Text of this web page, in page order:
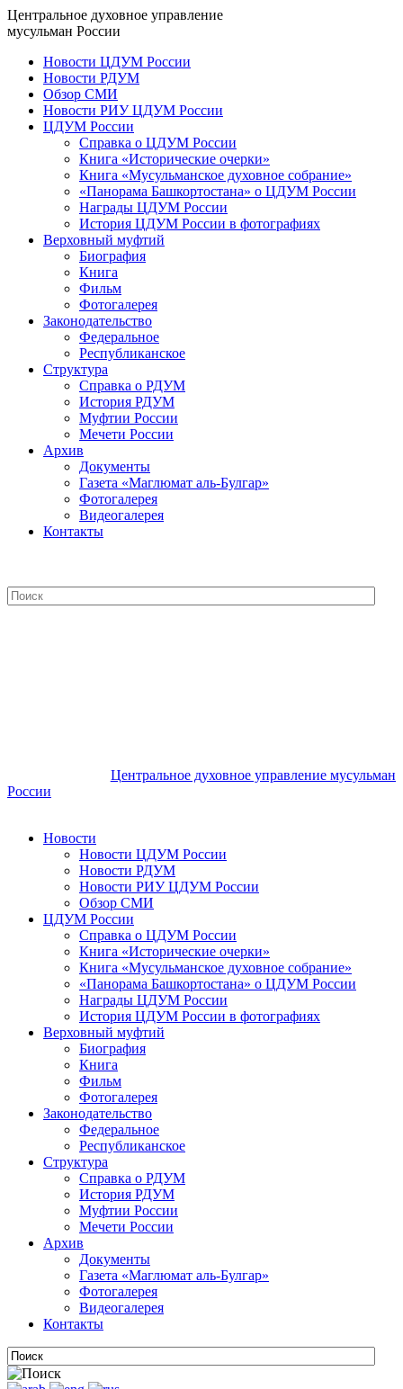
Центральное духовное управление
мусульман России
Новости ЦДУМ России
Новости РДУМ
Обзор СМИ
Новости РИУ ЦДУМ России
ЦДУМ России
Справка о ЦДУМ России
Книга «Исторические очерки»
Книга «Мусульманское духовное собрание»
«Панорама Башкортостана» о ЦДУМ России
Награды ЦДУМ России
История ЦДУМ России в фотографиях
Верховный муфтий
Биография
Книга
Фильм
Фотогалерея
Законодательство
Федеральное
Республиканское
Структура
Справка о РДУМ
История РДУМ
Муфтии России
Мечети России
Архив
Документы
Газета «Маглюмат аль-Булгар»
Фотогалерея
Видеогалерея
Контакты
Центральное духовное управление мусульман
России
Новости
Новости ЦДУМ России
Новости РДУМ
Новости РИУ ЦДУМ России
Обзор СМИ
ЦДУМ России
Справка о ЦДУМ России
Книга «Исторические очерки»
Книга «Мусульманское духовное собрание»
«Панорама Башкортостана» о ЦДУМ России
Награды ЦДУМ России
История ЦДУМ России в фотографиях
Верховный муфтий
Биография
Книга
Фильм
Фотогалерея
Законодательство
Федеральное
Республиканское
Структура
Справка о РДУМ
История РДУМ
Муфтии России
Мечети России
Архив
Документы
Газета «Маглюмат аль-Булгар»
Фотогалерея
Видеогалерея
Контакты